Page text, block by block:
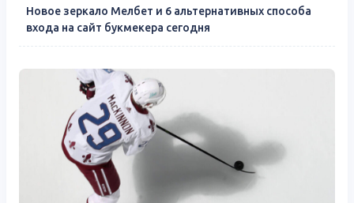
Новое зеркало Мелбет и 6 альтернативных способа
входа на сайт букмекера сегодня